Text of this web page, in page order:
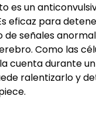
es un
eficaz para
de señales
Como las
cuenta durante
ralentizarlo y